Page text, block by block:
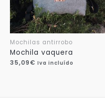
Mochilas antirrobo
Mochila vaquera
35,09€ Iva incluído